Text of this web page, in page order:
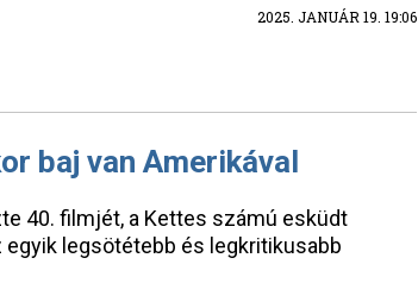
2025. JANUÁR 19. 19:06
baj van Amerikával
40. filmjét, a Kettes számú esküdt
legsötétebb és legkritikusabb